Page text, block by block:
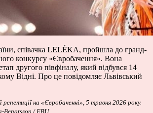
співачка LELÉKA, пройшла до гранд-
конкурсу «Євробачення». Вона
другого півфіналу, який відбувся 14
Відні. Про це повідомляє Львівський
репетиції на «Євробаченні», 5 травня 2026 року.
Bengtsson / EBU